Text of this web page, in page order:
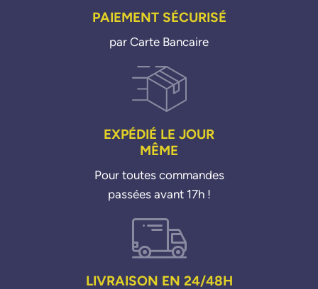
PAIEMENT SÉCURISÉ
par Carte Bancaire
EXPÉDIÉ LE JOUR
MÊME
Pour toutes commandes
passées avant 17h !
LIVRAISON EN 24/48H